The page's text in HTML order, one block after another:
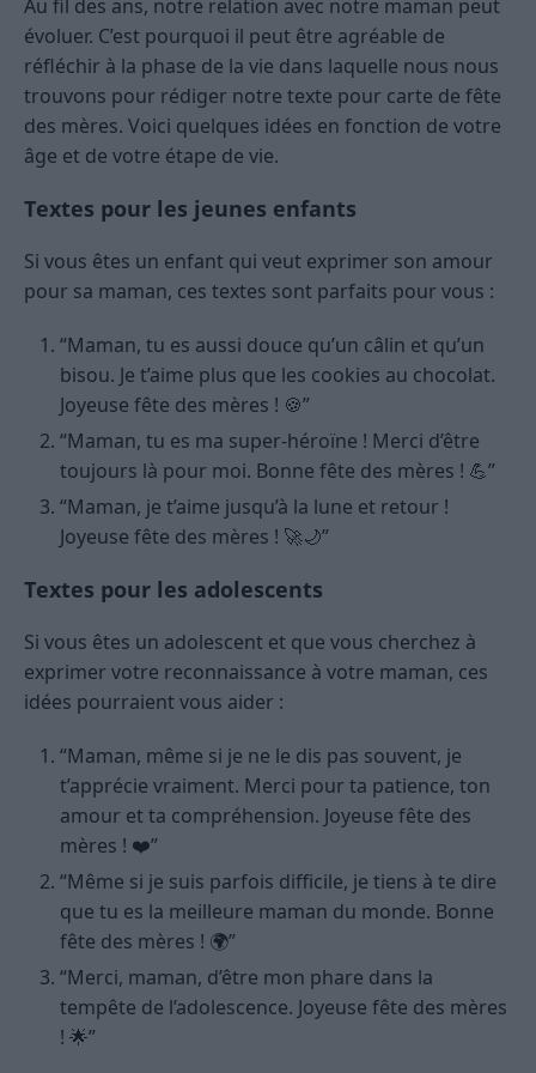
Au fil des ans, notre relation avec notre maman peut
évoluer. C’est pourquoi il peut être agréable de
réfléchir à la phase de la vie dans laquelle nous nous
trouvons pour rédiger notre texte pour carte de fête
des mères. Voici quelques idées en fonction de votre
âge et de votre étape de vie.
Textes pour les jeunes enfants
Si vous êtes un enfant qui veut exprimer son amour
pour sa maman, ces textes sont parfaits pour vous :
“Maman, tu es aussi douce qu’un câlin et qu’un
bisou. Je t’aime plus que les cookies au chocolat.
Joyeuse fête des mères ! 🍪”
“Maman, tu es ma super-héroïne ! Merci d’être
toujours là pour moi. Bonne fête des mères ! 💪”
“Maman, je t’aime jusqu’à la lune et retour !
Joyeuse fête des mères ! 🚀🌙”
Textes pour les adolescents
Si vous êtes un adolescent et que vous cherchez à
exprimer votre reconnaissance à votre maman, ces
idées pourraient vous aider :
“Maman, même si je ne le dis pas souvent, je
t’apprécie vraiment. Merci pour ta patience, ton
amour et ta compréhension. Joyeuse fête des
mères ! ❤️”
“Même si je suis parfois difficile, je tiens à te dire
que tu es la meilleure maman du monde. Bonne
fête des mères ! 🌍”
“Merci, maman, d’être mon phare dans la
tempête de l’adolescence. Joyeuse fête des mères
! 🌟”